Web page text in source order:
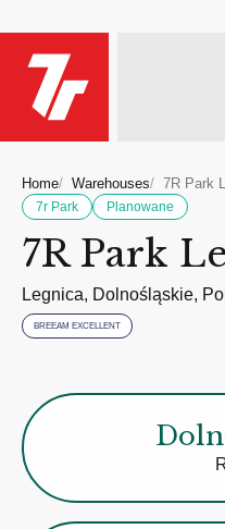
Home Warehouses 7R Park
7r Park Planowane
7R Park
Legnica, Dolnośląskie,
BREEAM EXCELLENT